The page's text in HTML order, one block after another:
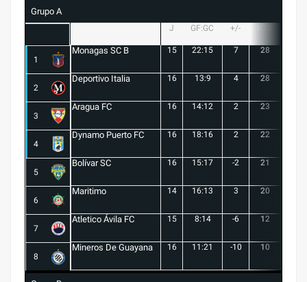
Grupo A
J GF:GC +/-
1
Monagas SC B 15 22:15 7 28
2
Deportivo Italia 16 13:9 4 28
3
Aragua FC 16 14:12 2 23
4
Dynamo Puerto FC 16 18:16 2 22
5
Bolívar SC 16 15:17 -2 21
6
Maritimo 14 16:13 3 20
7
Atletico Ávila FC 15 8:14 -6 12
8
Mineros De Guayana 16 11:21 -10 10